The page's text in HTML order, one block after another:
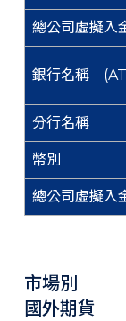
市場別
國外期貨